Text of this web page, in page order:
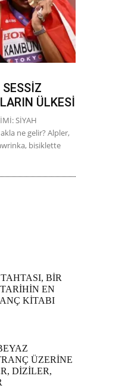
ÜLKESİ
SİYAH
ne gelir? Alpler,
bisiklette
BİR
EN
KİTABI
ÜZERİNE
DİZİLER,